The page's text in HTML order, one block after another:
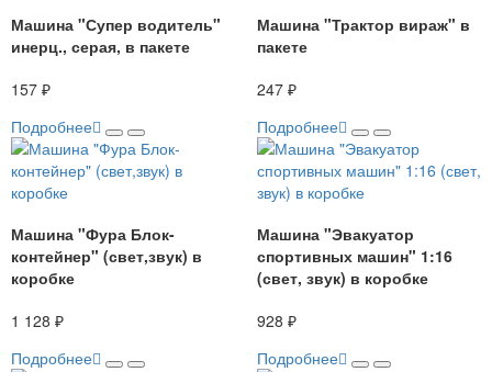
Машина "Супер водитель"
инерц., серая, в пакете
157 ₽
Подробнее
Машина "Трактор вираж" в
пакете
247 ₽
Подробнее
Машина "Фура Блок-
контейнер" (свет,звук) в
коробке
1 128 ₽
Подробнее
Машина "Эвакуатор
спортивных машин" 1:16
(свет, звук) в коробке
928 ₽
Подробнее